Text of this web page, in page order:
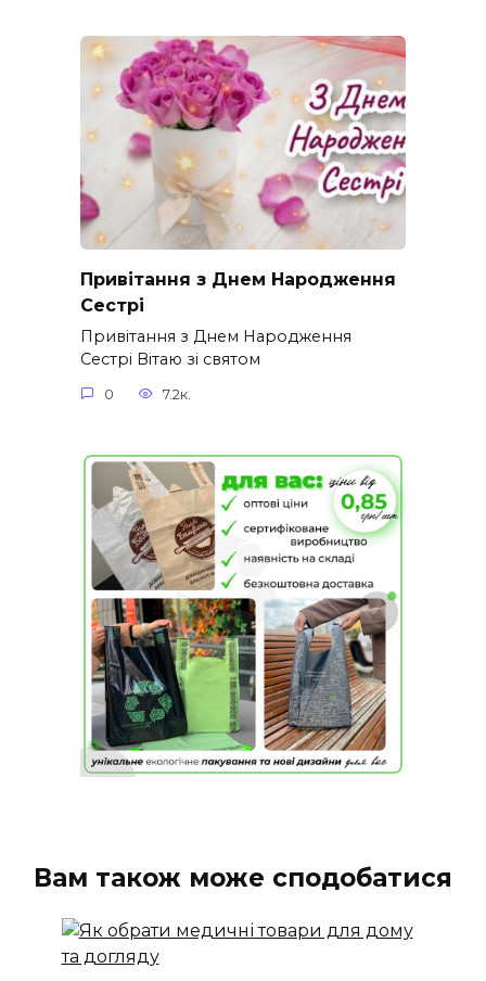
Привітання з Днем Народження
Сестрі
Привітання з Днем Народження
Сестрі Вітаю зі святом
0 7.2к.
Вам також може сподобатися